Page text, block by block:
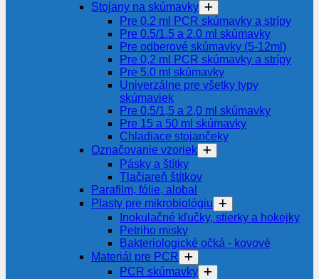
Stojany na skúmavky
Pre 0.2 ml PCR skúmavky a strípy
Pre 0.5/1.5 a 2.0 ml skúmavky
Pre odberové skúmavky (5-12ml)
Pre 0,2 ml PCR skúmavky a strípy
Pre 5.0 ml skúmavky
Univerzálne pre všetky typy
skúmaviek
Pre 0,5/1,5 a 2,0 ml skúmavky
Pre 15 a 50 ml skúmavky
Chladiace stojančeky
Označovanie vzoriek
Pásky a štítky
Tlačiareň štítkov
Parafilm, fólie, alobal
Plasty pre mikrobiológiu
Inokulačné kľučky, stierky a hokejky
Petriho misky
Bakteriologické očká - kovové
Materiál pre PCR
PCR skúmavky